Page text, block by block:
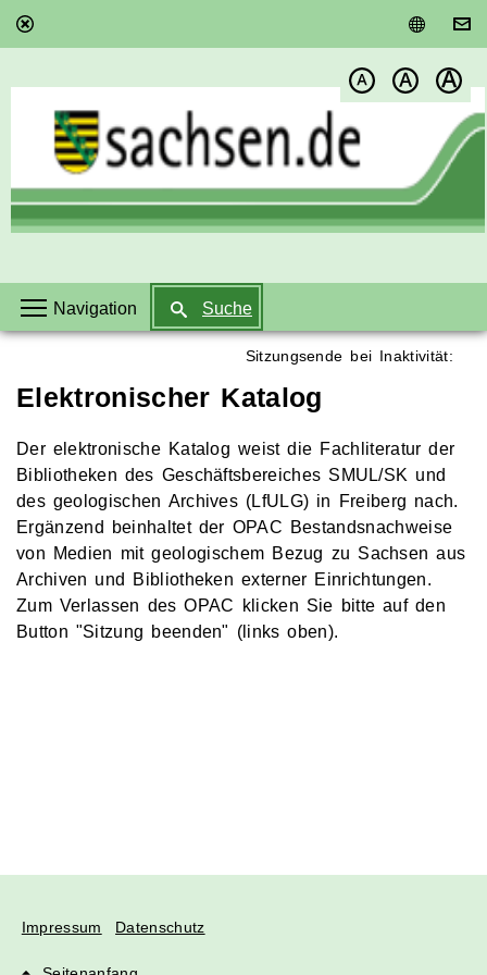
Schrift
klein Schrift
normalSchrift
groß
Navigation Suche
Sitzungsende bei Inaktivität:
Aktuelle Seite:
Elektronischer Katalog
Der elektronische Katalog weist die Fachliteratur der
Bibliotheken des Geschäftsbereiches SMUL/SK und
des geologischen Archives (LfULG) in Freiberg nach.
Ergänzend beinhaltet der OPAC Bestandsnachweise
von Medien mit geologischem Bezug zu Sachsen aus
Archiven und Bibliotheken externer Einrichtungen.
Zum Verlassen des OPAC klicken Sie bitte auf den
Button "Sitzung beenden" (links oben).
Impressum Datenschutz